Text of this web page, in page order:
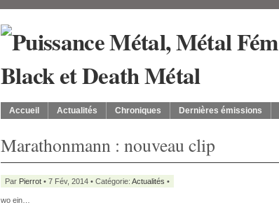
Accueil Actualités Chroniques Dernières émissions
Marathonmann : nouveau clip
Par Pierrot • 7 Fév, 2014 • Catégorie: Actualités •
wo ein…